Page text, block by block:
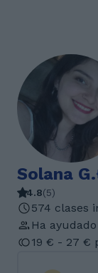
Solana G.
4.8(5)
574 clases
Ha
19 € - 27 €